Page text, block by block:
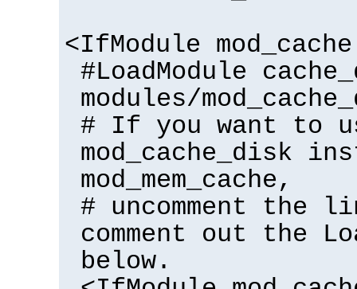
<IfModule
#LoadModule
modules/
# If you want to
mod_cache_disk
mod_mem_cache,
# uncomment the
comment out the
below.